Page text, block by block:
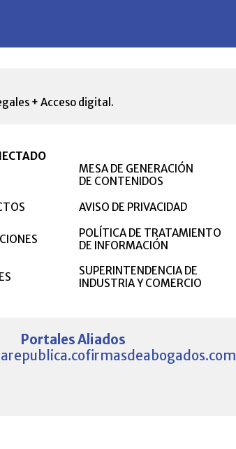
+ Acceso digital.
MESA DE GENERACIÓN
DE CONTENIDOS
AVISO DE PRIVACIDAD
POLÍTICA DE TRATAMIENTO
DE INFORMACIÓN
SUPERINTENDENCIA DE
INDUSTRIA Y COMERCIO
Portales Aliados
firmasdeabogados.com